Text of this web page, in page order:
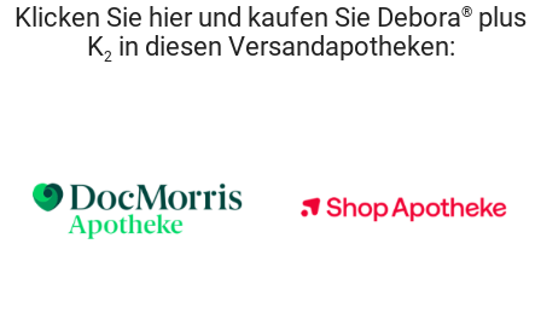
Klicken Sie hier und kaufen Sie Debora® plus
K2 in diesen Versandapotheken: